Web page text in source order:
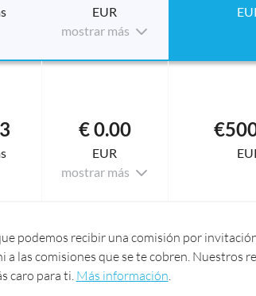
EUR
mostrar más
€ 0.00
EUR
mostrar más
podemos recibir una comisión por
las comisiones que se te cobren. Nuestros
caro para ti. Más información